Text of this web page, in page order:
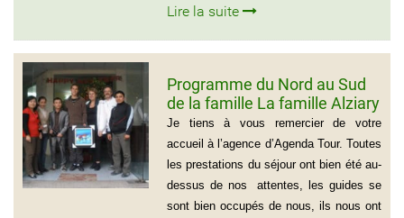
Lire la suite
Programme du Nord au Sud
de la famille La famille Alziary
(Voyage Vietnam Nord au
Sud)
Je tiens à vous remercier de votre
accueil à l’agence d’Agenda Tour. Toutes
les prestations du séjour ont bien été au-
dessus de nos attentes, les guides se
sont bien occupés de nous, ils nous ont